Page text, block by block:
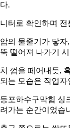
.
터로 확인하며
의 물줄기가 닿자
떨어져 나가기
껌을 떼어내듯,
는 모습은 작업
포하수구막힘 싱
가는 순간이었습